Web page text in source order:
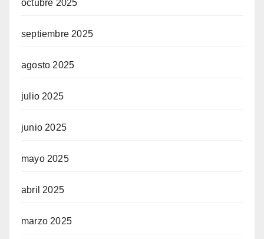
octubre 2025
septiembre 2025
agosto 2025
julio 2025
junio 2025
mayo 2025
abril 2025
marzo 2025